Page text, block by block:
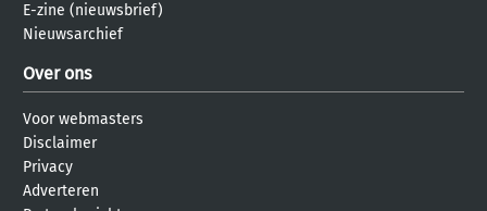
E-zine (nieuwsbrief)
Nieuwsarchief
Over ons
Voor webmasters
Disclaimer
Privacy
Adverteren